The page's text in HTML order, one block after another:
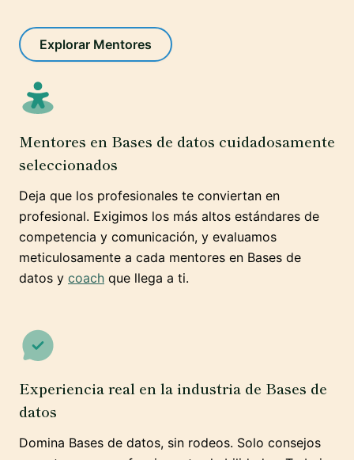
Explorar Mentores
Mentores en Bases de datos cuidadosamente
seleccionados
Deja que los profesionales te conviertan en
profesional. Exigimos los más altos estándares de
competencia y comunicación, y evaluamos
meticulosamente a cada mentores en Bases de
datos y coach que llega a ti.
Experiencia real en la industria de Bases de
datos
Domina Bases de datos, sin rodeos. Solo consejos